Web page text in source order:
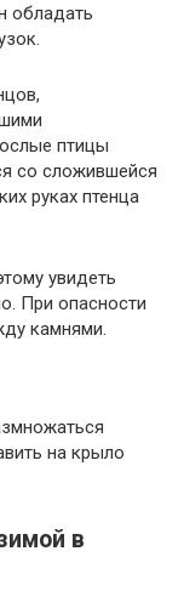
обладать
птицы
со сложившейся
руках птенца
увидеть
При опасности
камнями.
на крыло
в